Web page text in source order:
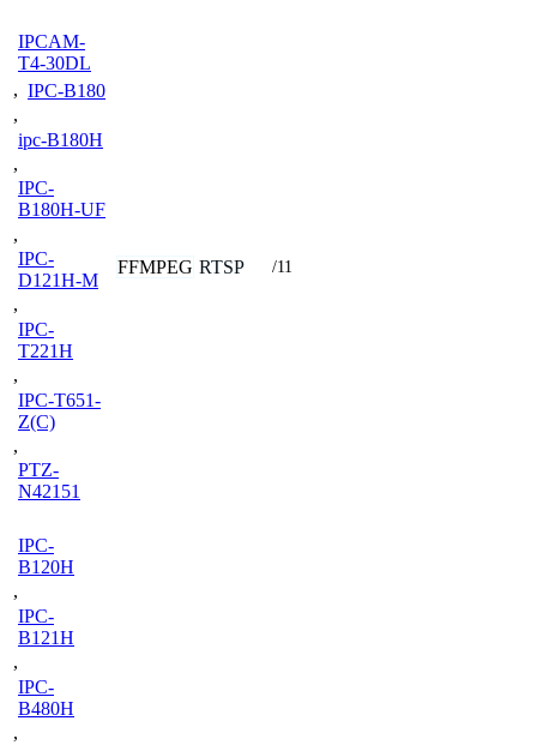
IPCAM-
T4-30DL
, IPC-B180
,
ipc-B180H
,
IPC-
B180H-UF
,
IPC-
D121H-M
,
IPC-
T221H
,
IPC-T651-
Z(C)
,
PTZ-
N42151
FFMPEG RTSP /11
IPC-
B120H
,
IPC-
B121H
,
IPC-
B480H
,